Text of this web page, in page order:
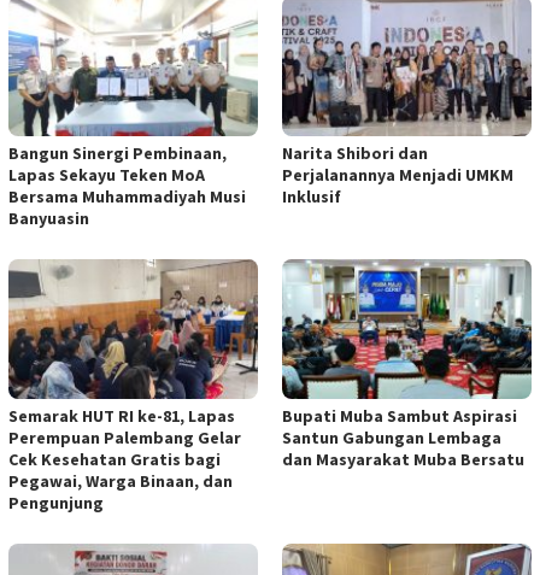
Bangun Sinergi Pembinaan,
Lapas Sekayu Teken MoA
Bersama Muhammadiyah Musi
Banyuasin
Narita Shibori dan
Perjalanannya Menjadi UMKM
Inklusif
Semarak HUT RI ke-81, Lapas
Perempuan Palembang Gelar
Cek Kesehatan Gratis bagi
Pegawai, Warga Binaan, dan
Pengunjung
Bupati Muba Sambut Aspirasi
Santun Gabungan Lembaga
dan Masyarakat Muba Bersatu